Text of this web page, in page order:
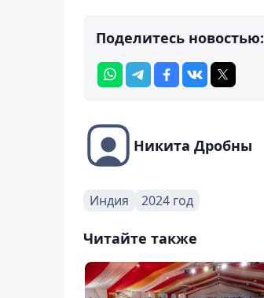
Поделитесь новостью:
Никита Дробны
Индия 2024 год
Читайте также